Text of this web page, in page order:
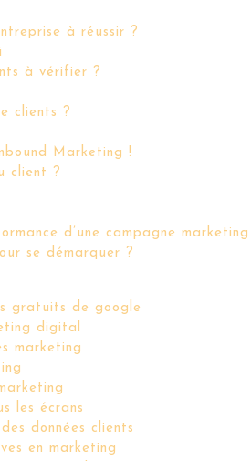
à réussir ?
à vérifier ?
clients ?
Marketing !
client ?
d’une campagne marketing
se démarquer ?
gratuits de google
digital
marketing
les écrans
données clients
en marketing